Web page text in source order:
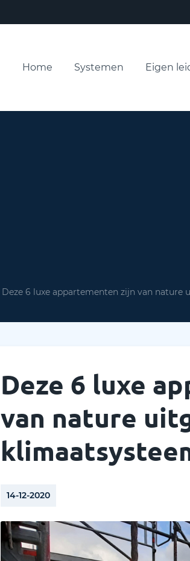
Home Systemen Eigen
Deze 6 luxe appartementen zijn van
Deze 6 luxe
van nature
14-12-2020